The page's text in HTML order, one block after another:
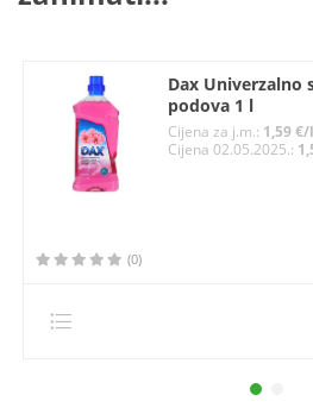
Dax Univerzalno
podova 1 l
Cijena za j.m.: 1,59 €/l
Cijena 02.05.2025.:
(0)